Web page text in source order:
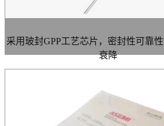
采用玻封GPP工艺芯片，密封性可靠
衰降